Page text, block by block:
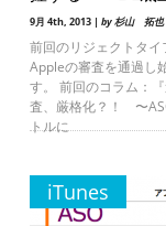
9月 4th, 2013 | by 杉山 拓也
前回のリジェクトタ
Appleの審査を通過し
す。 前回のコラム：
査、厳格化？！ 〜
トルに
iTunes